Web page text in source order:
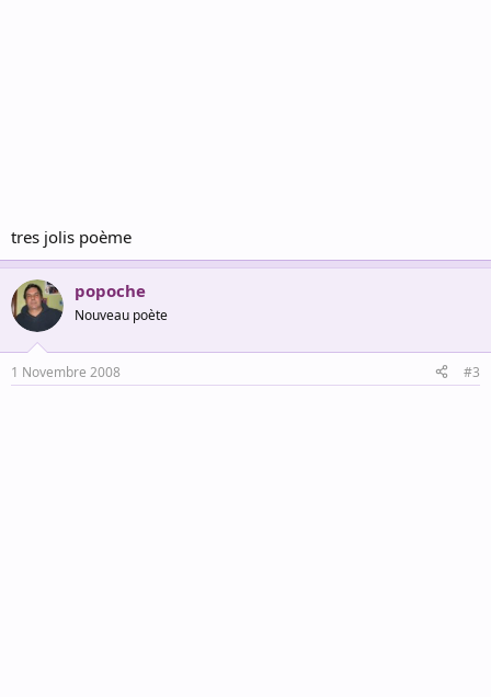
tres jolis poème
popoche
Nouveau poète
1 Novembre 2008 #3